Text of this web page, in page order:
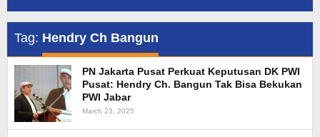
Tag: Hendry Ch Bangun
PN Jakarta Pusat Perkuat Keputusan DK PWI
Pusat: Hendry Ch. Bangun Tak Bisa Bekukan
PWI Jabar
March 23, 2025